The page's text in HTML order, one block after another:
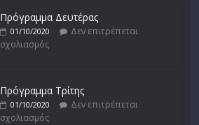
Πρόγραμμα Δευτέρας
01/10/2020
Δεν επιτρέπεται
σχολιασμός
Πρόγραμμα Τρίτης
01/10/2020
Δεν επιτρέπεται
σχολιασμός